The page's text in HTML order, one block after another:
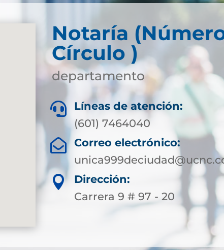
Notaría
Círculo )
departamento

Líneas de atención:
(601) 7464040

Correo electrónico:

Dirección:
Carrera 9 # 97 - 20